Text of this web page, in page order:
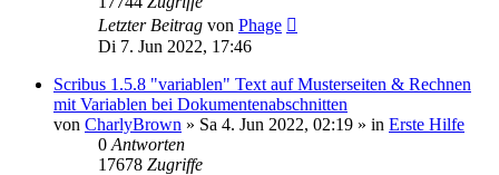
Letzter Beitrag von Phage
Di 7. Jun 2022, 17:46
Scribus 1.5.8 "variablen" Text auf Musterseiten & Rechnen
mit Variablen bei Dokumentenabschnitten
von CharlyBrown » Sa 4. Jun 2022, 02:19 » in Erste Hilfe
0 Antworten
17678 Zugriffe